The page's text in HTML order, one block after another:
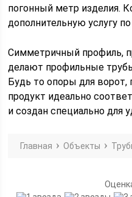
погонный метр изделия.
дополнительную услугу
Симметричный профиль,
делают профильные
Будь то опоры для ворот,
продукт идеально
и создан специально для
Главная Объекты